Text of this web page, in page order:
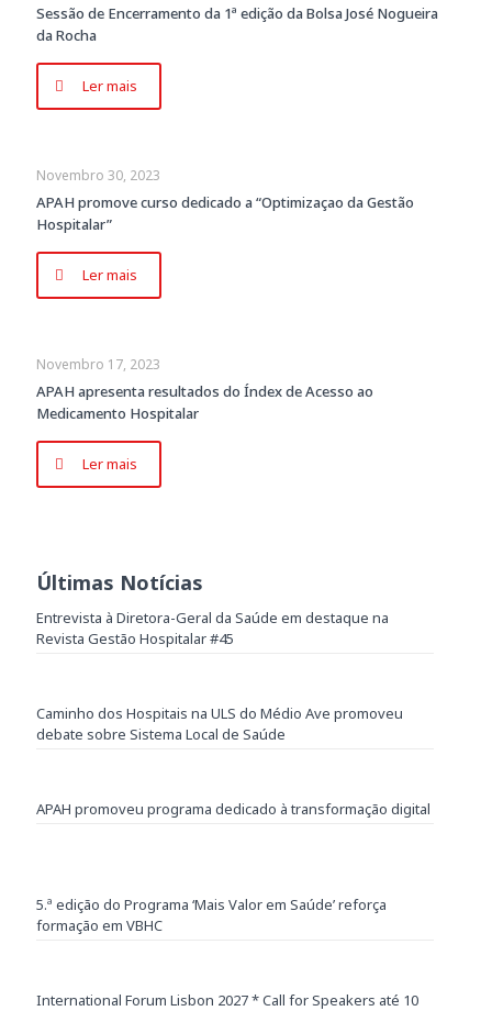
Sessão de Encerramento da 1ª edição da Bolsa José Nogueira
da Rocha
Ler mais
Novembro 30, 2023
APAH promove curso dedicado a “Optimizaçao da Gestão
Hospitalar”
Ler mais
Novembro 17, 2023
APAH apresenta resultados do Índex de Acesso ao
Medicamento Hospitalar
Ler mais
Últimas Notícias
Entrevista à Diretora-Geral da Saúde em destaque na
Revista Gestão Hospitalar #45
Caminho dos Hospitais na ULS do Médio Ave promoveu
debate sobre Sistema Local de Saúde
APAH promoveu programa dedicado à transformação digital
5.ª edição do Programa ‘Mais Valor em Saúde’ reforça
formação em VBHC
International Forum Lisbon 2027 * Call for Speakers até 10